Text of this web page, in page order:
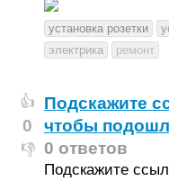
установка розетки
электрика
ремонт
👍
0
👎
Подскажите
чтобы
0 ответов
Подскажите